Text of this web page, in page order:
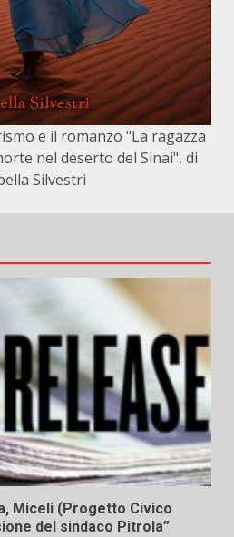
e il romanzo "La ragazza
nel deserto del Sinai", di
Silvestri
Miceli (Progetto Civico
del sindaco Pitrola”